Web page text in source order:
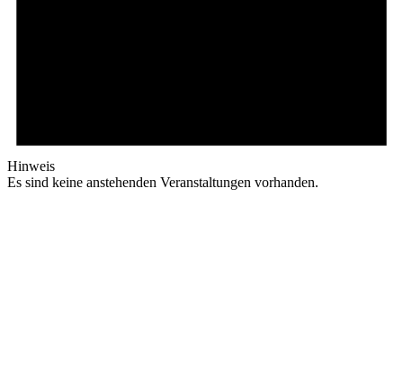
Hinweis
Es sind keine anstehenden Veranstaltungen vorhanden.